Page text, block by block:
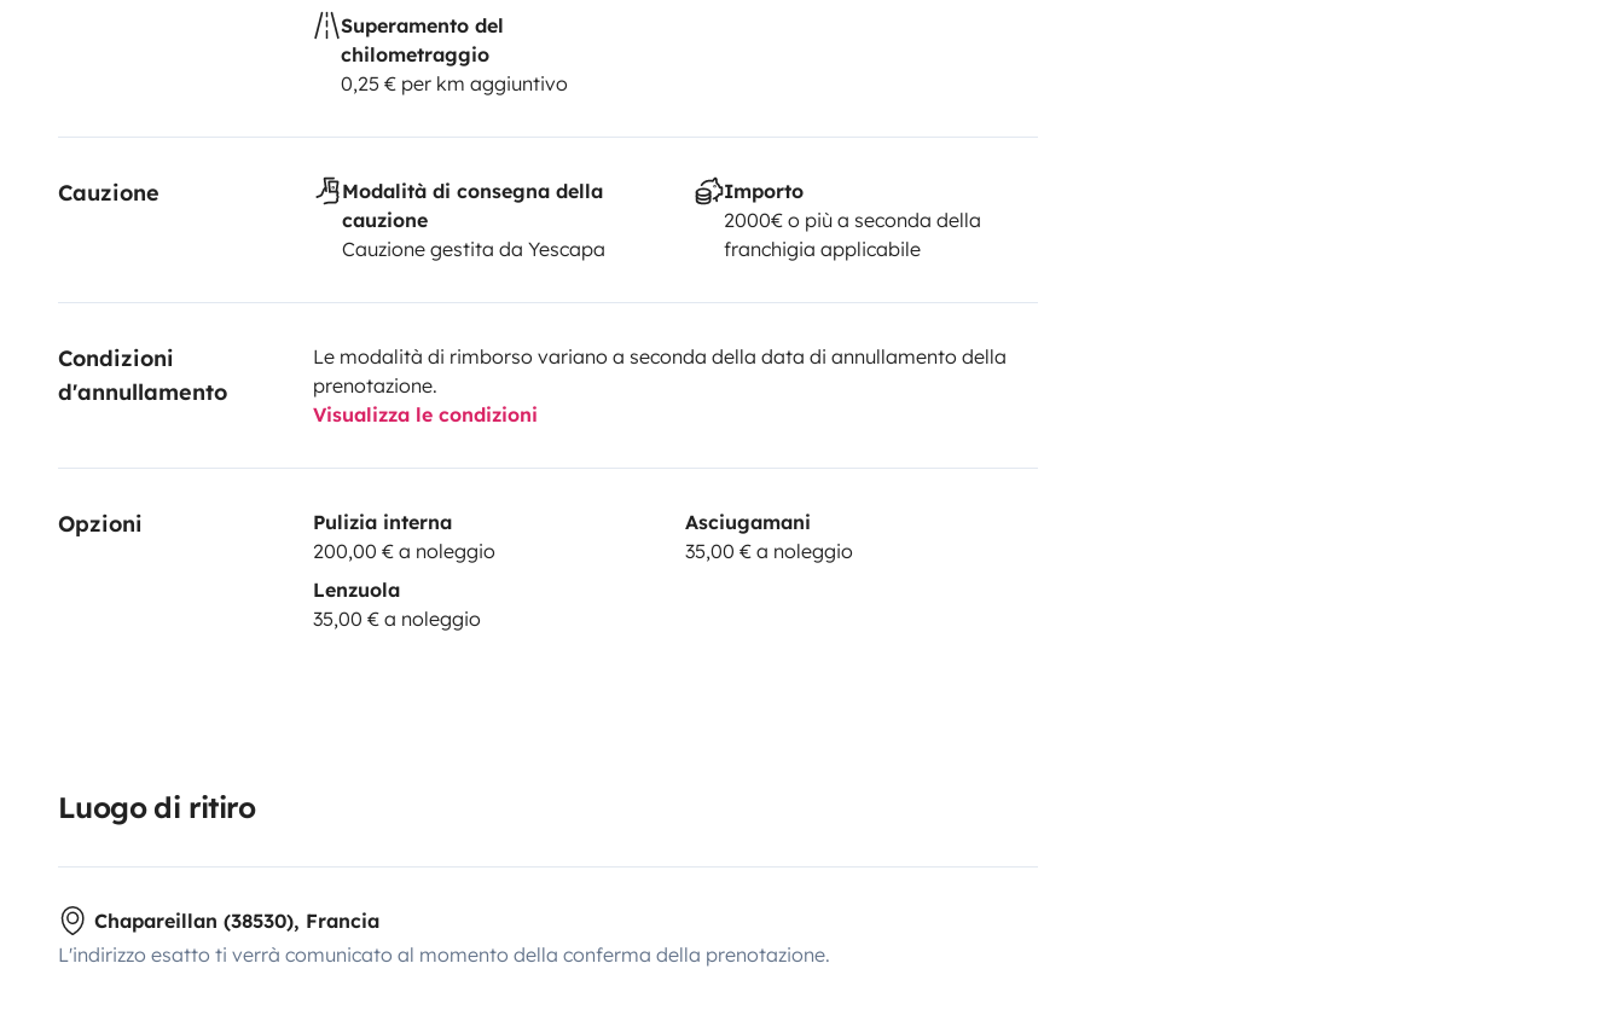
Superamento del
chilometraggio
0,25 € per km aggiuntivo
Cauzione
Modalità di consegna della
cauzione
Cauzione gestita da Yescapa
Importo
2000€ o più a seconda della
franchigia applicabile
Condizioni
d'annullamento
Le modalità di rimborso variano a seconda della data di annullamento della
prenotazione.
Visualizza le condizioni
Opzioni
Pulizia interna
200,00 € a noleggio
Asciugamani
35,00 € a noleggio
Lenzuola
35,00 € a noleggio
Luogo di ritiro
Chapareillan (38530), Francia
L'indirizzo esatto ti verrà comunicato al momento della conferma della prenotazione.